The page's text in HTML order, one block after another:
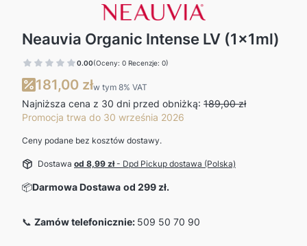
Neauvia Organic Intense LV (1x1ml)
0.00(Oceny: 0 Recenzje: 0)
181,00 złw tym 8% VAT
w tym 8% VAT
Najniższa cena z 30 dni przed obniżką: 189,00 zł
Promocja trwa do 30 września 2026
Ceny podane bez kosztów dostawy.
Dostawa od 8,99 zł- Dpd Pickup dostawa (Polska)
📦Darmowa Dostawa od 299 zł.
📞 Zamów telefonicznie: 509 50 70 90